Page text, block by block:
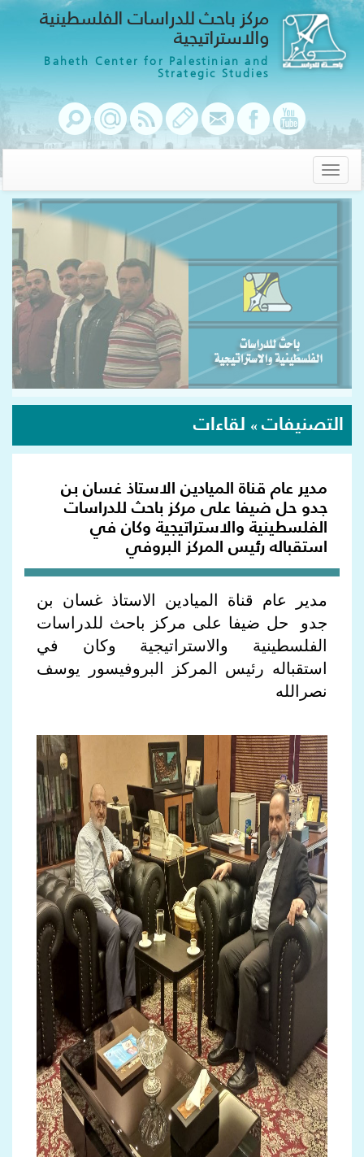
مركز باحث للدراسات الفلسطينية
والاستراتيجية
Baheth Center for Palestinian and
Strategic Studies
Toggle
navigation
التصنيفات » لقاءات
مدير عام قناة الميادين الاستاذ غسان بن
جدو حل ضيفا على مركز باحث للدراسات
الفلسطينية والاستراتيجية وكان في
استقباله رئيس المركز البروفي
مدير عام قناة الميادين الاستاذ غسان بن
جدو حل ضيفا على مركز باحث للدراسات
الفلسطينية والاستراتيجية وكان في
استقباله رئيس المركز البروفيسور يوسف
نصرالله